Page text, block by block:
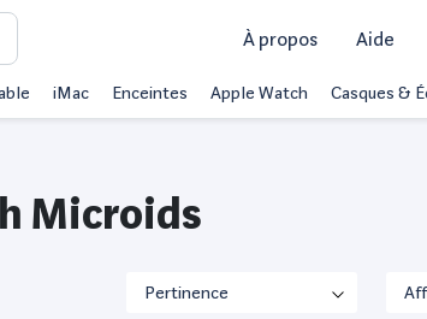
À propos Aide
iMac Enceintes Apple Watch Casques &
Microids